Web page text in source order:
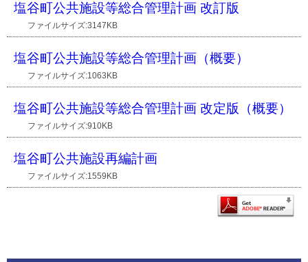
塩谷町公共施設等総合管理計画 改訂版
ファイルサイズ:3147KB
塩谷町公共施設等総合管理計画（概要）
ファイルサイズ:1063KB
塩谷町公共施設等総合管理計画 改定版（概要）
ファイルサイズ:910KB
塩谷町公共施設再編計画
ファイルサイズ:1559KB